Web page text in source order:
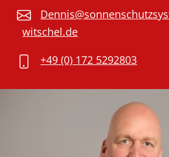
witschel.de
+49 (0) 172 5292803